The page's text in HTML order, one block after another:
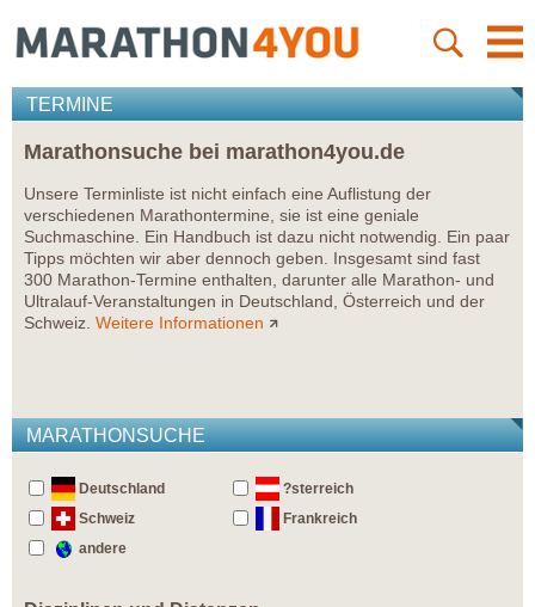
TERMINE
Marathonsuche bei marathon4you.de
Unsere Terminliste ist nicht einfach eine Auflistung der
verschiedenen Marathontermine, sie ist eine geniale
Suchmaschine. Ein Handbuch ist dazu nicht notwendig. Ein paar
Tipps möchten wir aber dennoch geben. Insgesamt sind fast
300 Marathon-Termine enthalten, darunter alle Marathon- und
Ultralauf-Veranstaltungen in Deutschland, Österreich und der
Schweiz. Weitere Informationen
MARATHONSUCHE
Deutschland
?sterreich
Schweiz
Frankreich
andere